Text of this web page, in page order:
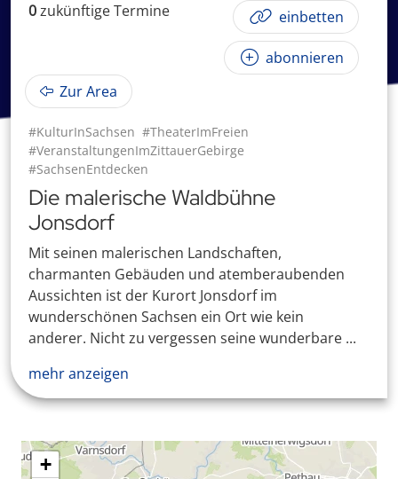
0zukünftigeTermine einbetten
abonnieren
Zur Area
#KulturInSachsen #TheaterImFreien
#VeranstaltungenImZittauerGebirge
#SachsenEntdecken
Die malerische Waldbühne
Jonsdorf
Mit seinen malerischen Landschaften,
charmanten Gebäuden und atemberaubenden
Aussichten ist der Kurort Jonsdorf im
wunderschönen Sachsen ein Ort wie kein
anderer. Nicht zu vergessen seine wunderbare ...
mehr anzeigen
+